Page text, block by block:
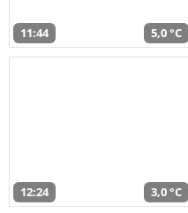
11:44 5,0 °C
12:24 3,0 °C